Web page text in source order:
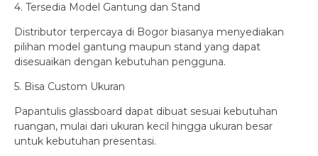
4. Tersedia Model Gantung dan Stand
Distributor terpercaya di Bogor biasanya menyediakan
pilihan model gantung maupun stand yang dapat
disesuaikan dengan kebutuhan pengguna.
5. Bisa Custom Ukuran
Papantulis glassboard dapat dibuat sesuai kebutuhan
ruangan, mulai dari ukuran kecil hingga ukuran besar
untuk kebutuhan presentasi.